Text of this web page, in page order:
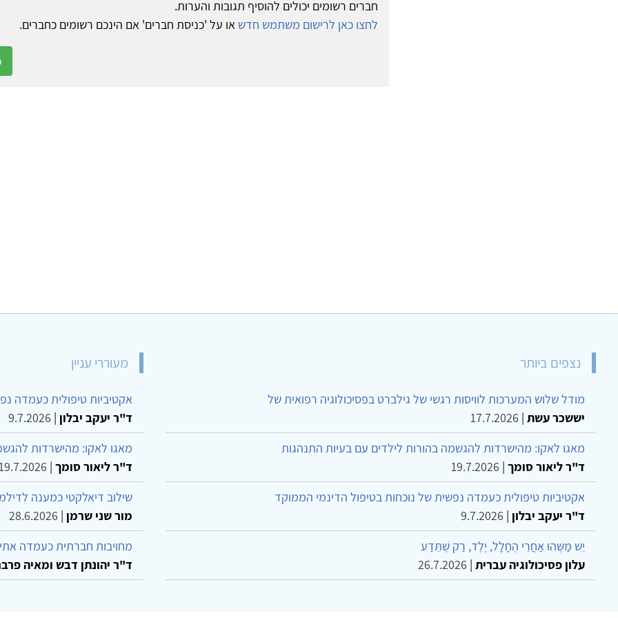
חברים רשומים יכולים להוסיף תגובות והערות.
לחצו כאן לרישום משתמש חדש או על 'כניסת חברים' אם הינכם רשומים כחברים.
נצפים ביותר
מודל שלוש המערכות לוויסות רגשי של גילברט בפסיכולוגיה רפואית של
יששכר עשת |
17.7.2026
מאגו לאקו: מהישרדות להגשמה בהורות לילדים עם בעיות התנהגות
ד"ר ליאור סומך |
19.7.2026
אקטיביות טיפולית כעמדה נפשית של נוכחות בטיפול הדינמי הממוקד
ד"ר יעקב יבלון |
9.7.2026
יֵשׁ מַשֶּׁהוּ אַחֲרֵי הֶחָלָל, יֶלֶד, רַק שֶׁתֵּדַע
עלון פסיכולוגיה עברית |
26.7.2026
מעוררי עניין
אקטיביות טיפולית כעמדה
ד"ר יעקב יבלון |
9.7.2026
מאגו לאקו: מהישרדות
ד"ר ליאור סומך |
שילוב דיאלקטי כמענה
מור שני שרמן |
28.6.2026
מחויבות חברתית כעמדה
ד"ר יהונתן דבש ומאיה